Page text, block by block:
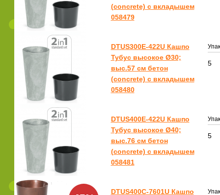
(concrete) с вкладышем
058479
DTUS300E-422U Кашпо
Тубус высокое Ø30;
выс.57 см бетон
(concrete) с вкладышем
058480
5
DTUS400E-422U Кашпо
Тубус высокое Ø40;
выс.76 см бетон
(concrete) с вкладышем
058481
5
DTUS400C-7601U Кашпо